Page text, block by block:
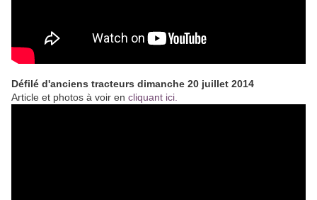
Défilé d'anciens tracteurs dimanche 20 juillet 2014
Article et photos à voir en cliquant ici.